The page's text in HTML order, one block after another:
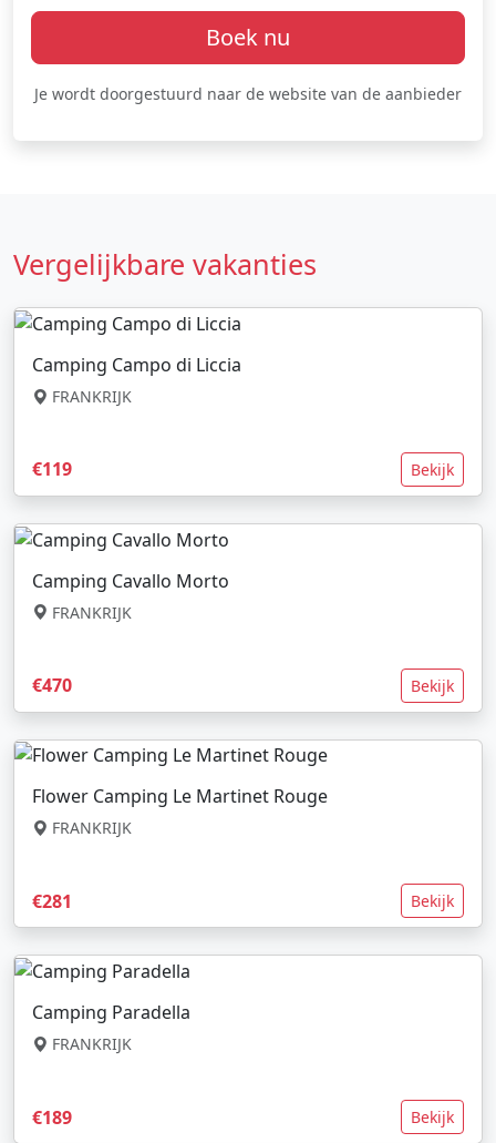
Boek nu
Je wordt doorgestuurd naar de website van de aanbieder
Vergelijkbare vakanties
Camping Campo di Liccia
FRANKRIJK
€119 Bekijk
Camping Cavallo Morto
FRANKRIJK
€470 Bekijk
Flower Camping Le Martinet Rouge
FRANKRIJK
€281 Bekijk
Camping Paradella
FRANKRIJK
€189 Bekijk